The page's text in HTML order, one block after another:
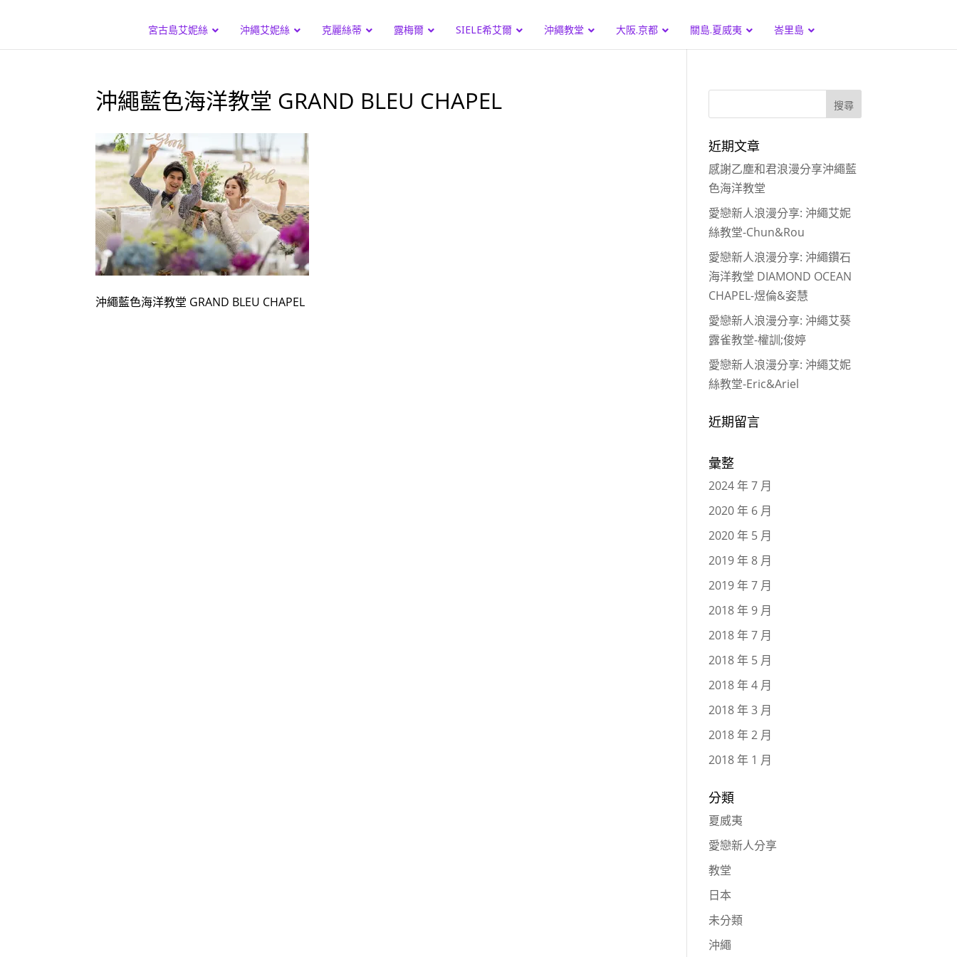
宮古島艾妮絲 沖繩艾妮絲 克麗絲蒂 露梅爾 SIELE希艾爾 沖繩教堂 大阪.京都 關島.夏威夷 峇里島
沖繩藍色海洋教堂 GRAND BLEU CHAPEL
沖繩藍色海洋教堂 GRAND BLEU CHAPEL
近期文章
感謝乙塵和君浪漫分享沖繩藍
色海洋教堂
愛戀新人浪漫分享: 沖繩艾妮
絲教堂-Chun&Rou
愛戀新人浪漫分享: 沖繩鑽石
海洋教堂 DIAMOND OCEAN
CHAPEL-煜倫&姿慧
愛戀新人浪漫分享: 沖繩艾葵
露雀教堂-權訓;俊婷
愛戀新人浪漫分享: 沖繩艾妮
絲教堂-Eric&Ariel
近期留言
彙整
2024 年 7 月
2020 年 6 月
2020 年 5 月
2019 年 8 月
2019 年 7 月
2018 年 9 月
2018 年 7 月
2018 年 5 月
2018 年 4 月
2018 年 3 月
2018 年 2 月
2018 年 1 月
分類
夏威夷
愛戀新人分享
教堂
日本
未分類
沖繩